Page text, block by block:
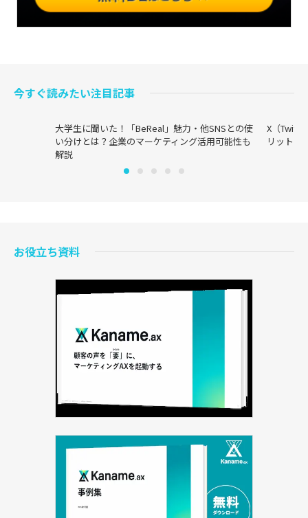
今すぐ読みたい注目記事
大学生に聞いた！「BeReal」魅力・他SNSとの使
い分けとは？企業のマーケティング活用可能性も
解説
X（
リットま
お役立ち資料